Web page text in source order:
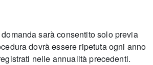
domanda sarà consentito solo previa
dovrà essere ripetuta ogni anno
nelle annualità precedenti.